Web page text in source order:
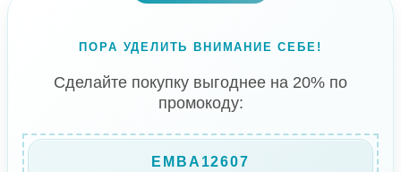
ПОРА УДЕЛИТЬ ВНИМАНИЕ СЕБЕ!
Сделайте покупку выгоднее на 20% по
промокоду:
EMBA12607